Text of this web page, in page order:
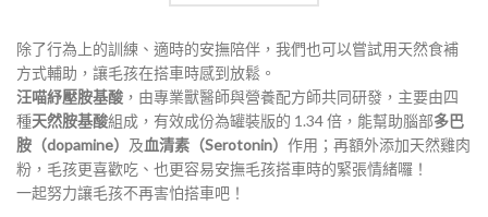
除了行為上的訓練、適時的安撫陪伴，我們也可以嘗試用天然食補
方式輔助，讓毛孩在搭車時感到放鬆。
汪喵紓壓胺基酸 ，由專業獸醫師與營養配方師共同研發，主要由四
種天然胺基酸組成，有效成份為罐裝版的 1.34 倍，能幫助腦部多巴
胺（dopamine） 及血清素（Serotonin） 作用；再額外添加天然雞肉
粉，毛孩更喜歡吃、也更容易安撫毛孩搭車時的緊張情緒囉！
一起努力讓毛孩不再害怕搭車吧！